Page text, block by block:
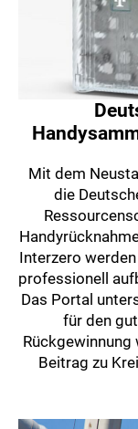
Mit dem
die
Interzero
professionell
Das Portal
für den
Beitrag zu